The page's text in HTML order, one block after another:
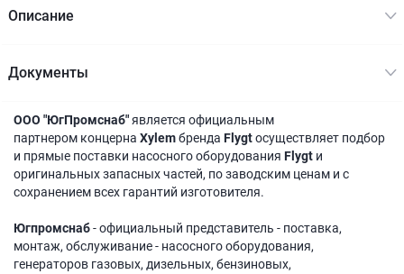
Описание
Документы
ООО "ЮгПромснаб"является официальным
партнером концерна Xylemбренда Flygtосуществляет подбор
и прямые поставки насосного оборудования Flygt и
оригинальных запасных частей, по заводским ценам и с
сохранением всех гарантий изготовителя.
Югпромснаб- официальный представитель - поставка,
монтаж, обслуживание - насосного оборудования,
генераторов газовых, дизельных, бензиновых,